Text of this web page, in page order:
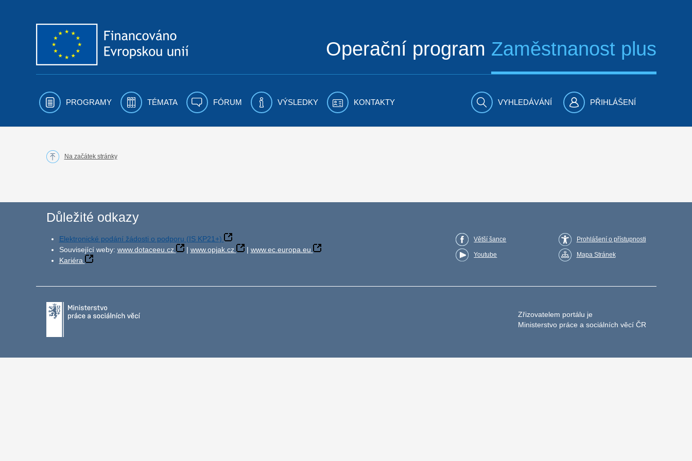
Operační program Zaměstnanost plus
PROGRAMY TÉMATA FÓRUM VÝSLEDKY KONTAKTY VYHLEDÁVÁNÍ PŘIHLÁŠENÍ
Na začátek stránky
Důležité odkazy
Elektronické podání žádosti o podporu (IS KP21+)
Související weby: www.dotaceeu.cz | www.opjak.cz | www.ec.europa.eu
Kariéra
Větší šance
Youtube
Prohlášení o přístupnosti
Mapa Stránek
Zřizovatelem portálu je
Ministerstvo práce a sociálních věcí ČR